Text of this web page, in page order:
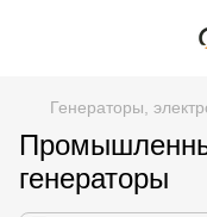
Генераторы,
генераторы